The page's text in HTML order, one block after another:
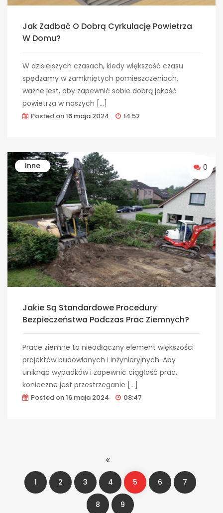
Jak Zadbać O Dobrą Cyrkulację Powietrza
W Domu?
W dzisiejszych czasach, kiedy większość czasu
spędzamy w zamkniętych pomieszczeniach,
ważne jest, aby zapewnić sobie dobrą jakość
powietrza w naszych […]
Posted on16 maja 2024 14:52
Inne 0
Jakie Są Standardowe Procedury
Bezpieczeństwa Podczas Prac Ziemnych?
Prace ziemne to nieodłączny element większości
projektów budowlanych i inżynieryjnych. Aby
uniknąć wypadków i zapewnić ciągłość prac,
konieczne jest przestrzeganie […]
Posted on16 maja 2024 08:47
1 2 3 4 5 6 7
8 9